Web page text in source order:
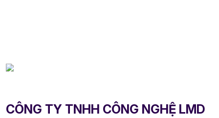
CÔNG TY TNHH CÔNG NGHỆ LMD